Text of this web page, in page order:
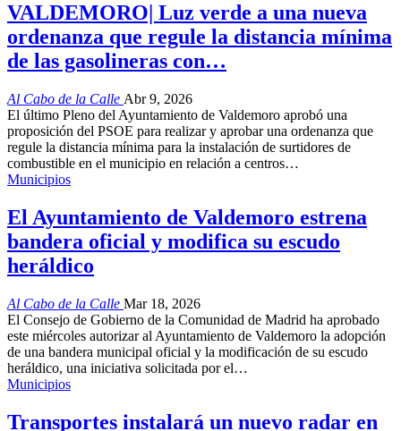
VALDEMORO| Luz verde a una nueva
ordenanza que regule la distancia mínima
de las gasolineras con…
Al Cabo de la Calle Abr 9, 2026
El último Pleno del Ayuntamiento de Valdemoro aprobó una
proposición del PSOE para realizar y aprobar una ordenanza que
regule la distancia mínima para la instalación de surtidores de
combustible en el municipio en relación a centros…
Municipios
El Ayuntamiento de Valdemoro estrena
bandera oficial y modifica su escudo
heráldico
Al Cabo de la Calle Mar 18, 2026
El Consejo de Gobierno de la Comunidad de Madrid ha aprobado
este miércoles autorizar al Ayuntamiento de Valdemoro la adopción
de una bandera municipal oficial y la modificación de su escudo
heráldico, una iniciativa solicitada por el…
Municipios
Transportes instalará un nuevo radar en